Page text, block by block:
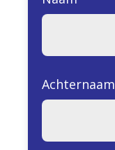
Achternaam